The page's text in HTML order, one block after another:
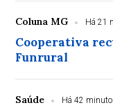
Coluna MG Há 21
Cooperativa
Funrural
Saúde Há 42